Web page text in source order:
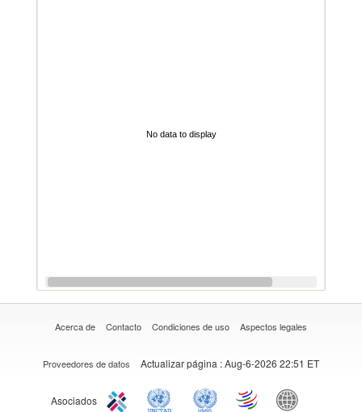
No data to display
Acerca de Contacto Condiciones de uso Aspectos legales
Proveedores de datos Actualizar página : Aug-6-2026 22:51 ET
Asociados